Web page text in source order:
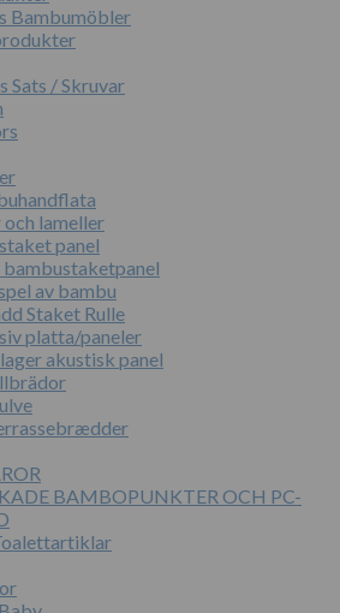
Bambumöbler
Sats / Skruvar
lameller
panel
av bambu
Staket Rulle
platta/paneler
akustisk panel
BAMBOPUNKTER OCH PC-